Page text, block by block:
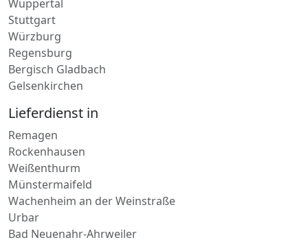
Würzburg
Regensburg
Bergisch Gladbach
Gelsenkirchen
Lieferdienst in
Rockenhausen
Weißenthurm
Münstermaifeld
Wachenheim an der Weinstraße
Urbar
Bad Neuenahr-Ahrweiler
Eiltransport in